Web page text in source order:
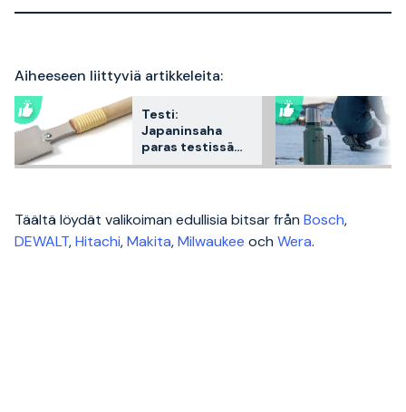
Aiheeseen liittyviä artikkeleita:
Testi:
Japaninsaha
paras testissä
2026 – 3
vertailtuna
Täältä löydät valikoiman edullisia bitsar från Bosch,
DEWALT,Hitachi,Makita,Milwaukee och Wera.